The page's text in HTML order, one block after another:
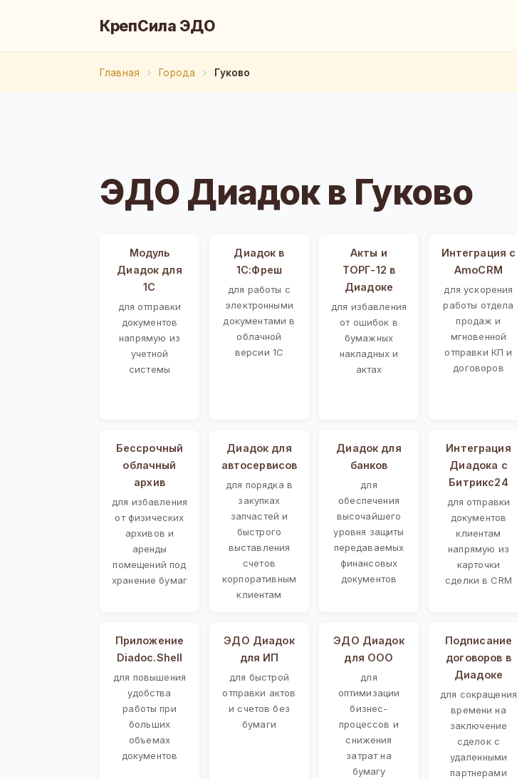
КрепСила ЭДО
Главная Города Гуково
ЭДО Диадок в Гуково
Модуль
Диадок для
1С
для отправки
документов
напрямую из
учетной
системы
Диадок в
1С:Фреш
для работы с
электронными
документами в
облачной
версии 1С
Акты и
ТОРГ-12 в
Диадоке
для избавления
от ошибок в
бумажных
накладных и
актах
Интеграция с
AmoCRM
для ускорения
работы отдела
продаж и
мгновенной
отправки КП и
договоров
Бессрочный
облачный
архив
для избавления
от физических
архивов и
аренды
помещений под
хранение бумаг
Диадок для
автосервисов
для порядка в
закупках
запчастей и
быстрого
выставления
счетов
корпоративным
клиентам
Диадок для
банков
для
обеспечения
высочайшего
уровня защиты
передаваемых
финансовых
документов
Интеграция
Диадока с
Битрикс24
для отправки
документов
клиентам
напрямую из
карточки
сделки в CRM
Приложение
Diadoc.Shell
для повышения
удобства
работы при
больших
объемах
документов
ЭДО Диадок
для ИП
для быстрой
отправки актов
и счетов без
бумаги
ЭДО Диадок
для ООО
для
оптимизации
бизнес-
процессов и
снижения
затрат на
бумагу
Подписание
договоров в
Диадоке
для сокращения
времени на
заключение
сделок с
удаленными
партнерами